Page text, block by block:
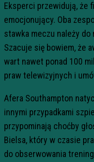
Eksperci przewidują, że
emocjonujący. Oba
stawka meczu należy
Szacuje się bowiem, że
wart nawet ponad 100
praw telewizyjnych i
Afera Southampton
innymi przypadkami
przypominają choćby
Bielsa, który w czasie
do obserwowania